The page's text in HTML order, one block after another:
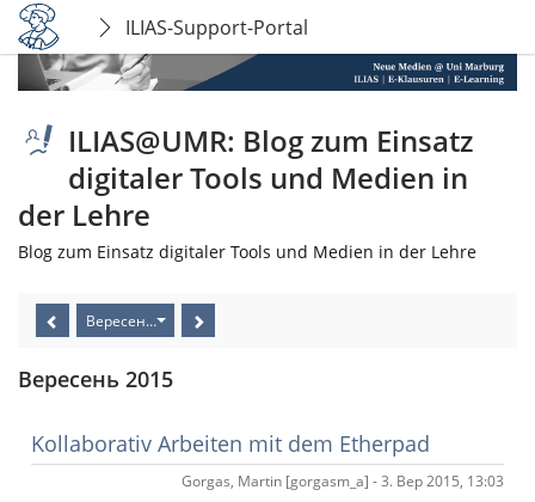
ILIAS-Support-Portal
ILIAS@UMR: Blog zum Einsatz
digitaler Tools und Medien in
der Lehre
Blog zum Einsatz digitaler Tools und Medien in der Lehre
Вересень 2015
Вересень 2015
Kollaborativ Arbeiten mit dem Etherpad
Gorgas, Martin [gorgasm_a] - 3. Вер 2015, 13:03